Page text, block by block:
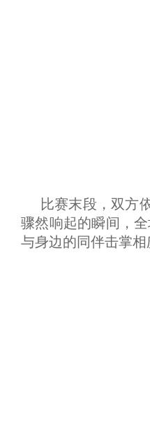
比赛末段，双方
骤然响起的瞬间，
与身边的同伴击掌